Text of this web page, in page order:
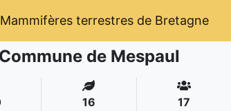
Mammifères terrestres de Bretagne
Commune de Mespaul
16
17